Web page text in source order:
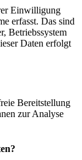
Einwilligung
erfasst. Das sind
Betriebssystem
Daten erfolgt
Bereitstellung
zur Analyse